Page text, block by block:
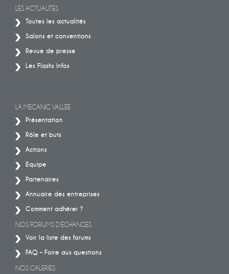
LES ACTUALITÉS
Toutes les actualités
Salons et conventions
Revue de presse
Les Flashs Infos
LA MECANIC VALLÉE
Présentation
Rôle et buts
Actions
Equipe
Partenaires
Annuaire des entreprises
Comment adhérer ?
NOS FORUMS D’ÉCHANGES
Voir la liste des forums
FAQ – Foire aux questions
NOS GALERIES